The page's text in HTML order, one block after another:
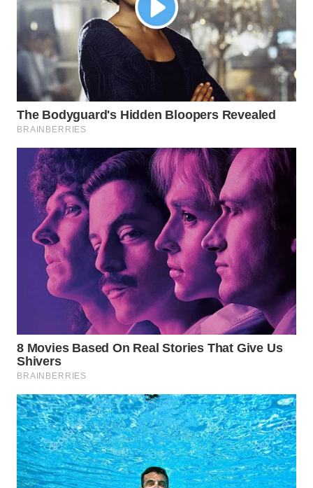
WN
SURABAYA
WN
NATUNA
WN
BINTAN
WN
MANDALIKA
WN
LIKUPANG
WN
LABUANBAJO
WN
BORNEO
Media
Group
WAHANA
NEWS